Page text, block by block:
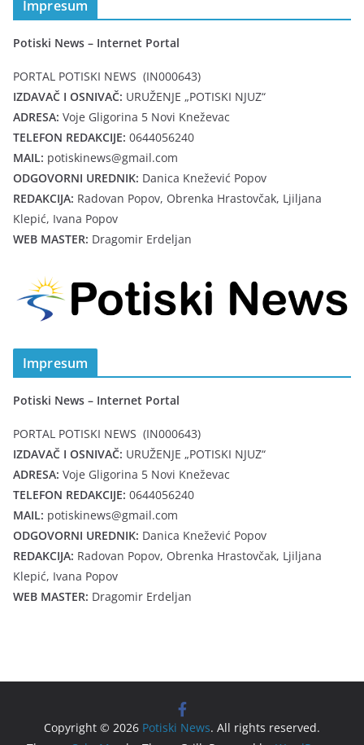
Impresum
Potiski News – Internet Portal
PORTAL POTISKI NEWS (IN000643)
IZDAVAČ I OSNIVAČ: URUŽENJE „POTISKI NJUZ“
ADRESA: Voje Gligorina 5 Novi Kneževac
TELEFON REDAKCIJE: 0644056240
MAIL: potiskinews@gmail.com
ODGOVORNI UREDNIK: Danica Knežević Popov
REDAKCIJA: Radovan Popov, Obrenka Hrastovčak, Ljiljana
Klepić, Ivana Popov
WEB MASTER: Dragomir Erdeljan
Impresum
Potiski News – Internet Portal
PORTAL POTISKI NEWS (IN000643)
IZDAVAČ I OSNIVAČ: URUŽENJE „POTISKI NJUZ“
ADRESA: Voje Gligorina 5 Novi Kneževac
TELEFON REDAKCIJE: 0644056240
MAIL: potiskinews@gmail.com
ODGOVORNI UREDNIK: Danica Knežević Popov
REDAKCIJA: Radovan Popov, Obrenka Hrastovčak, Ljiljana
Klepić, Ivana Popov
WEB MASTER: Dragomir Erdeljan
Copyright © 2026 Potiski News. All rights reserved.